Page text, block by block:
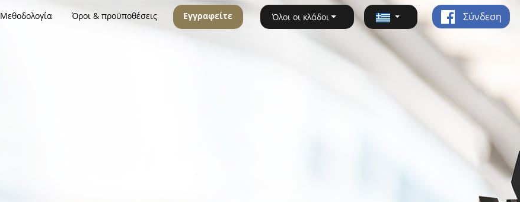
Μεθοδολογία Όροι & προϋποθέσεις Εγγραφείτε Όλοι οι κλάδοι Σύνδεση